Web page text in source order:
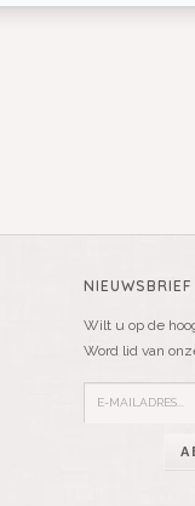
NIEUWSBRIEF
Wilt u op de
Word lid van